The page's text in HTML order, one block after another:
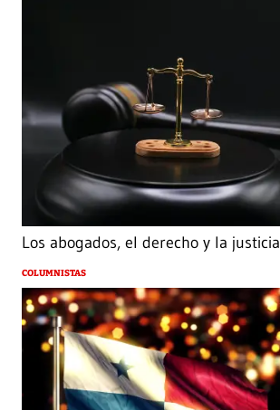
Los abogados, el derecho y la justicia
COLUMNISTAS